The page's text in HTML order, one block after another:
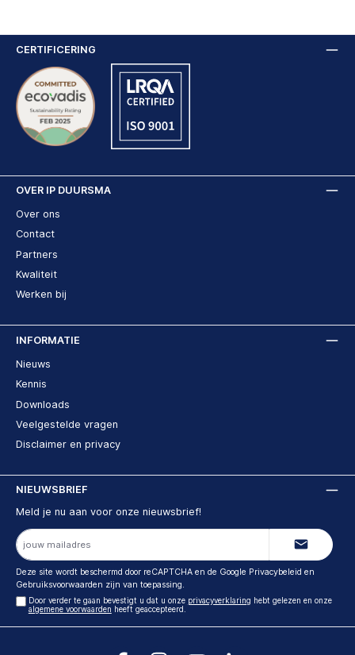
OVER IP DUURSMA
Over ons
Contact
Partners
Kwaliteit
Werken bij
INFORMATIE
Nieuws
Kennis
Downloads
Veelgestelde vragen
Disclaimer en privacy
CERTIFICERING
NIEUWSBRIEF
Meld je nu aan voor onze nieuwsbrief!
E-
mailadres
Deze site wordt beschermd door reCAPTCHA en de Google Privacybeleid en
Gebruiksvoorwaarden zijn van toepassing.
Door verder te gaan bevestigt u dat u onze privacyverklaring hebt gelezen en onze
algemene voorwaarden heeft geaccepteerd.